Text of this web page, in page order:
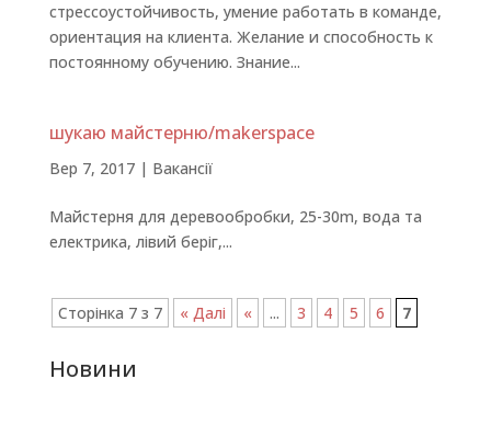
стрессоустойчивость, умение работать в команде,
ориентация на клиента. Желание и способность к
постоянному обучению. Знание...
шукаю майстерню/makerspace
Вер 7, 2017| Вакансії
Майстерня для деревообробки, 25-30m, вода та
електрика, лівий беріг,...
Сторінка 7 з 7 « Далі « ... 3 4 5 6 7
Новини